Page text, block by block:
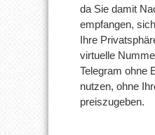
da Sie damit
empfangen,
Ihre
virtuelle
Telegram ohne
nutzen, ohne
preiszugeben.